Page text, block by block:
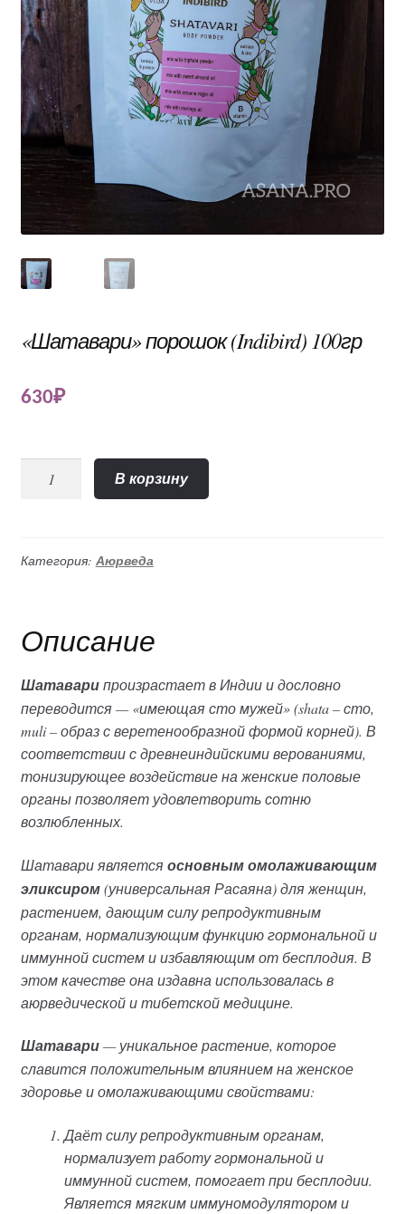
«Шатавари» порошок (Indibird) 100гр
630₽
"Шатавари"
100гр
В корзину
Категория: Аюрведа
Описание
Шатаварипроизрастает в Индии и дословно
переводится — «имеющая сто мужей» (shata – сто,
muli – образ с веретенообразной формой корней). В
соответствии с древнеиндийскими верованиями,
тонизирующее воздействие на женские половые
органы позволяет удовлетворить сотню
возлюбленных.
Шатавари являетсяосновным омолаживающим
эликсиром(универсальная Расаяна) для женщин,
растением, дающим силу репродуктивным
органам, нормализующим функцию гормональной и
иммунной систем и избавляющим от бесплодия. В
этом качестве она издавна использовалась в
аюрведической и тибетской медицине.
Шатавари— уникальное растение, которое
славится положительным влиянием на женское
здоровье и омолаживающими свойствами:
Даёт силу репродуктивным органам,
нормализует работу гормональной и
иммунной систем, помогает при бесплодии.
Является мягким иммуномодулятором и